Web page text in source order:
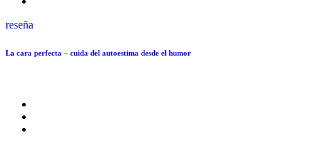
reseña
La cara perfecta – cuida del autoestima desde el humor